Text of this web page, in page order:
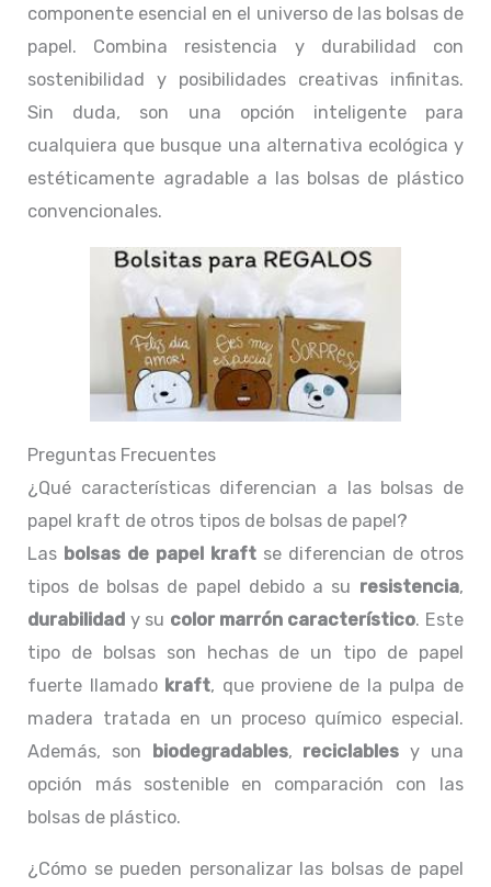
componente esencial en el universo de las bolsas de
papel. Combina resistencia y durabilidad con
sostenibilidad y posibilidades creativas infinitas.
Sin duda, son una opción inteligente para
cualquiera que busque una alternativa ecológica y
estéticamente agradable a las bolsas de plástico
convencionales.
Preguntas Frecuentes
¿Qué características diferencian a las bolsas de
papel kraft de otros tipos de bolsas de papel?
Las bolsas de papel kraft se diferencian de otros
tipos de bolsas de papel debido a su resistencia,
durabilidad y su color marrón característico. Este
tipo de bolsas son hechas de un tipo de papel
fuerte llamado kraft, que proviene de la pulpa de
madera tratada en un proceso químico especial.
Además, son
biodegradables, reciclables y una
opción más sostenible en comparación con las
bolsas de plástico.
¿Cómo se pueden personalizar las bolsas de papel